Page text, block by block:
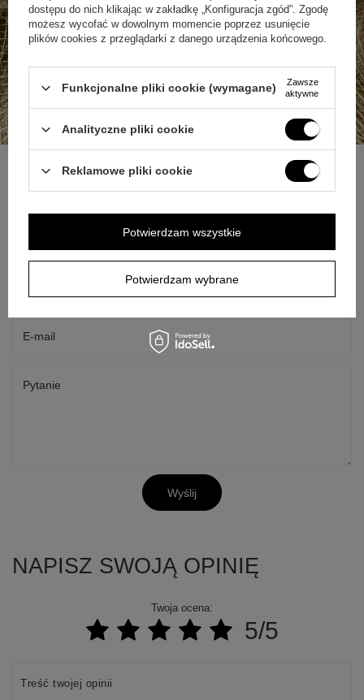
ZAPYTAJ O PRODUKT
szybko jak tylko będzie to możliwe.Dane są przetwarzane zgodnie z
polityką prywatności. Przesyłając je, akceptujesz jej postanowienia.
E-mail
Pytanie
Wyślij
NAPISZ SWOJĄ OPINIĘ
Twoja ocena:
5/5
Treść twojej opinii
dostępu do nich klikając w zakładkę „Konfiguracja zgód”. Zgodę
możesz wycofać w dowolnym momencie poprzez usunięcie
plików cookies z przeglądarki z danego urządzenia końcowego.
Funkcjonalne pliki cookie (wymagane)
Zawsze
aktywne
Analityczne pliki cookie
Reklamowe pliki cookie
Potwierdzam wybrane
Potwierdzam wszystkie